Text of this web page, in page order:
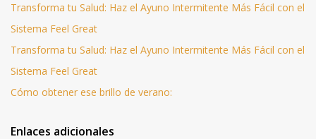
Transforma tu Salud: Haz el Ayuno Intermitente Más Fácil con el
Sistema Feel Great
Transforma tu Salud: Haz el Ayuno Intermitente Más Fácil con el
Sistema Feel Great
Cómo obtener ese brillo de verano:
Enlaces adicionales